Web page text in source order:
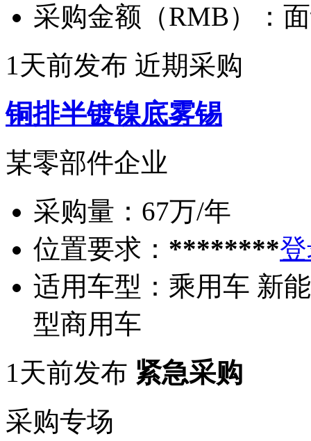
采购金额（RMB）：
1天前发布 近期采购
铜排半镀镍底雾锡
某零部件企业
采购量： 67万/年
位置要求： ********
适用车型： 乘用车 新
型商用车
1天前发布 紧急采购
采购专场